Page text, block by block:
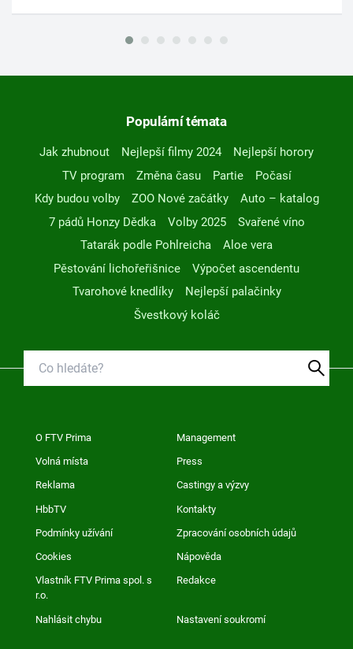
Populární témata
Jak zhubnout Nejlepší filmy 2024
Nejlepší horory
TV program
Změna času Partie
Počasí
Kdy budou volby
ZOO Nové začátky
Auto – katalog
7 pádů Honzy Dědka
Volby 2025
Svařené víno
Tatarák podle Pohlreicha
Aloe vera
Pěstování lichořeřišnice
Výpočet ascendentu
Tvarohové knedlíky
Nejlepší palačinky
Švestkový koláč
O FTV Prima Management
Volná místa Press
Reklama Castingy a výzvy
HbbTV Kontakty
Podmínky užívání Zpracování osobních údajů
Cookies Nápověda
Vlastník FTV Prima spol. s
r.o.
Redakce
Nahlásit chybu Nastavení soukromí